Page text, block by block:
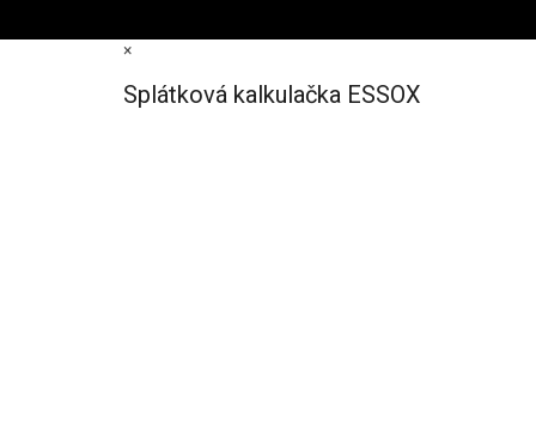
×
Splátková kalkulačka ESSOX